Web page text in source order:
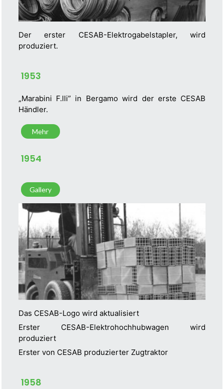
Der erster CESAB-Elektrogabelstapler, wird
produziert.
1953
„Marabini F.lli” in Bergamo wird der erste CESAB
Händler.
Mehr
1954
Gallery
Das CESAB-Logo wird aktualisiert
Erster CESAB-Elektrohochhubwagen wird
produziert
Erster von CESAB produzierter Zugtraktor
1958